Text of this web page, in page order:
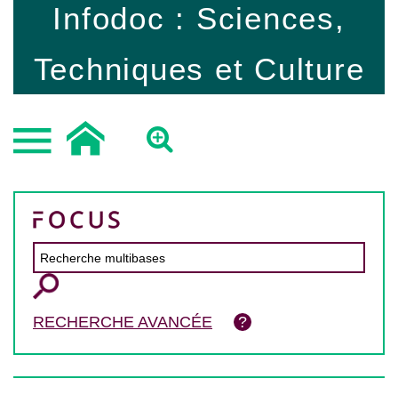
Infodoc : Sciences,
Techniques et Culture
RECHERCHE AVANCÉE